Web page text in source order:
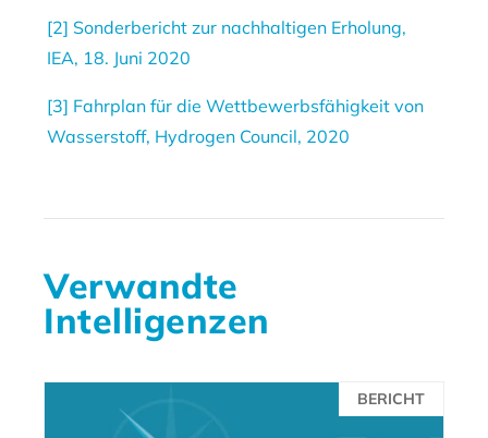
[2] Sonderbericht zur nachhaltigen Erholung,
IEA, 18. Juni 2020
[3] Fahrplan für die Wettbewerbsfähigkeit von
Wasserstoff, Hydrogen Council, 2020
Verwandte
Intelligenzen
BERICHT